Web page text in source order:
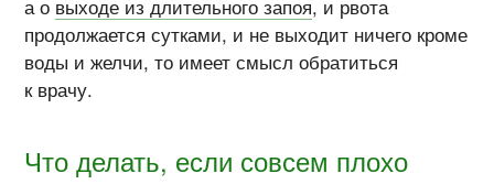
а о выходе из длительного запоя, и рвота
продолжается сутками, и не выходит ничего кроме
воды и желчи, то имеет смысл обратиться
к врачу.
Что делать, если совсем плохо